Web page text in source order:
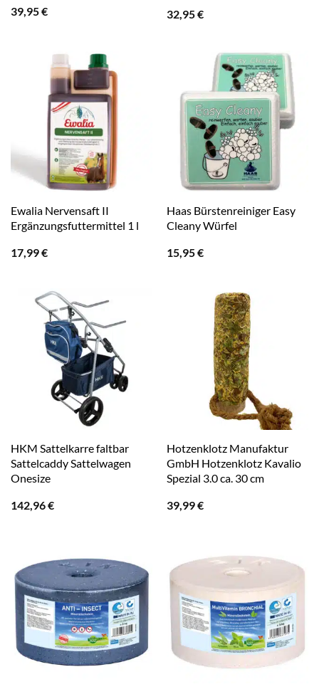
39,95€
32,95€
Ewalia Nervensaft II
Ergänzungsfuttermittel 1 l
17,99€
Haas Bürstenreiniger Easy
Cleany Würfel
15,95€
HKM Sattelkarre faltbar
Sattelcaddy Sattelwagen
Onesize
142,96€
Hotzenklotz Manufaktur
GmbH Hotzenklotz Kavalio
Spezial 3.0 ca. 30 cm
39,99€